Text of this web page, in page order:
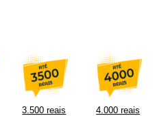
3.500 reais 4.000 reais